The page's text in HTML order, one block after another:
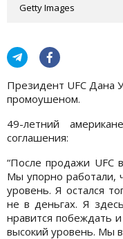
Getty Images
Президент UFC Дана
промоушеном.
49-летний
соглашения:
“После продажи UFC
Мы упорно работали,
уровень. Я остался
не в деньгах. Я
нравится побеждать
высокий уровень. Мы